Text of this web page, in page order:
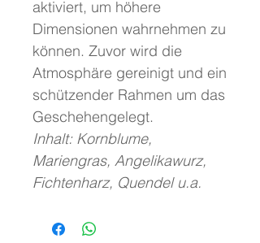
aktiviert, um höhere
Dimensionen wahrnehmen zu
können. Zuvor wird die
Atmosphäre gereinigt und ein
schützender Rahmen um das
Geschehengelegt.
Inhalt: Kornblume,
Mariengras, Angelikawurz,
Fichtenharz, Quendel u.a.